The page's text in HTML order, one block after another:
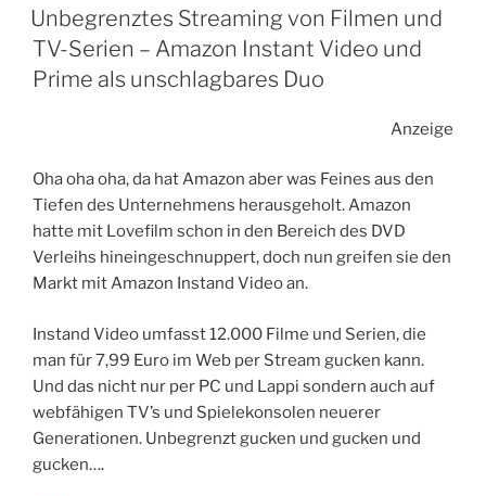
AM
Unbegrenztes Streaming von Filmen und
TV-Serien – Amazon Instant Video und
Prime als unschlagbares Duo
Anzeige
Oha oha oha, da hat Amazon aber was Feines aus den
Tiefen des Unternehmens herausgeholt. Amazon
hatte mit Lovefilm schon in den Bereich des DVD
Verleihs hineingeschnuppert, doch nun greifen sie den
Markt mit Amazon Instand Video an.
Instand Video umfasst 12.000 Filme und Serien, die
man für 7,99 Euro im Web per Stream gucken kann.
Und das nicht nur per PC und Lappi sondern auch auf
webfähigen TV’s und Spielekonsolen neuerer
Generationen. Unbegrenzt gucken und gucken und
gucken….